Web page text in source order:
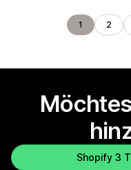
1 2
Shopify 3